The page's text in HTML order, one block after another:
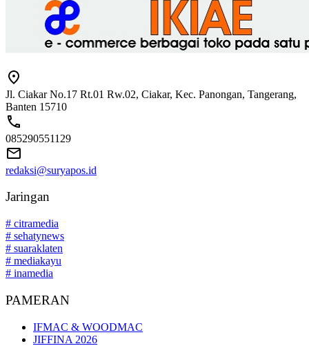
Jl. Ciakar No.17 Rt.01 Rw.02, Ciakar, Kec. Panongan, Tangerang,
Banten 15710
085290551129
redaksi@suryapos.id
Jaringan
# citramedia
# sehatynews
# suaraklaten
# mediakayu
# inamedia
PAMERAN
IFMAC & WOODMAC
JIFFINA 2026